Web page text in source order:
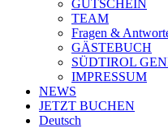
GUTSCHEIN
TEAM
Fragen &
GÄSTEBUCH
SÜDTIROL
IMPRESSUM
NEWS
JETZT BUCHEN
Deutsch